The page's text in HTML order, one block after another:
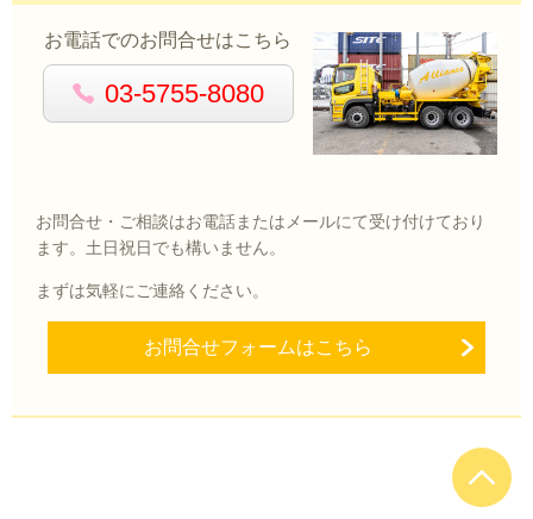
お電話でのお問合せはこちら
03-5755-8080
お問合せ・ご相談はお電話またはメールにて受け付けており
ます。土日祝日でも構いません。
まずは気軽にご連絡ください。
お問合せフォームはこちら